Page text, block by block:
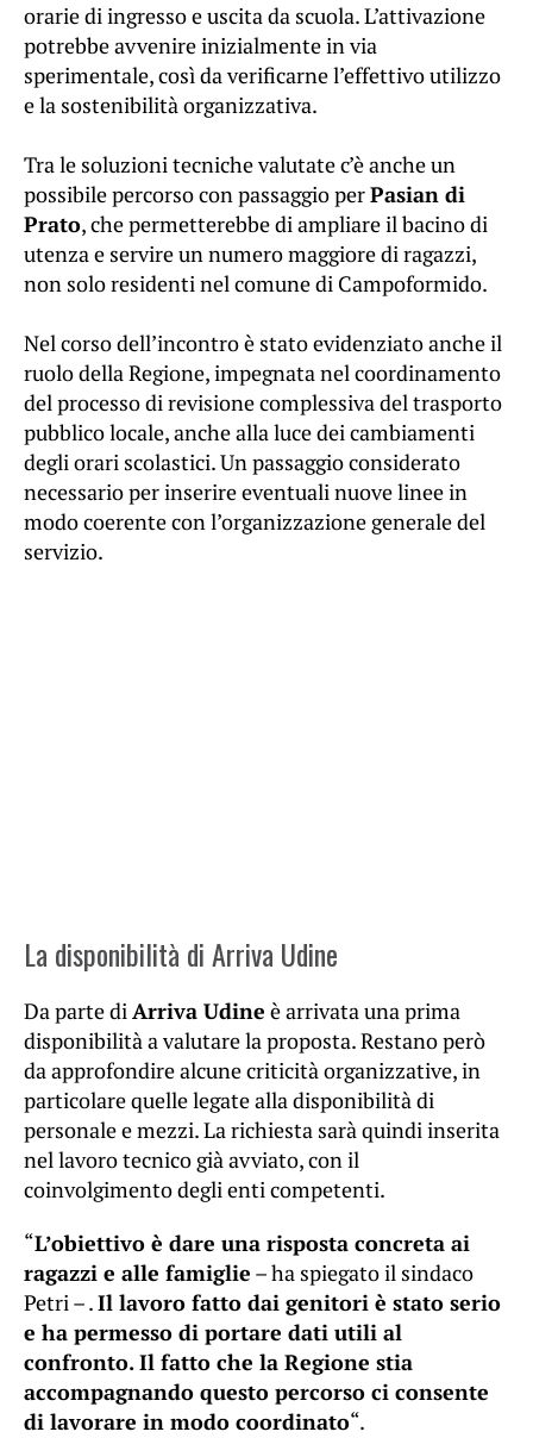
orarie di ingresso e uscita da scuola. L’attivazione
potrebbe avvenire inizialmente in via
sperimentale, così da verificarne l’effettivo utilizzo
e la sostenibilità organizzativa.
Tra le soluzioni tecniche valutate c’è anche un
possibile percorso con passaggio perPasian di
Prato, che permetterebbe di ampliare il bacino di
utenza e servire un numero maggiore di ragazzi,
non solo residenti nel comune di Campoformido.
Nel corso dell’incontro è stato evidenziato anche il
ruolo della Regione, impegnata nel coordinamento
del processo di revisione complessiva del trasporto
pubblico locale, anche alla luce dei cambiamenti
degli orari scolastici. Un passaggio considerato
necessario per inserire eventuali nuove linee in
modo coerente con l’organizzazione generale del
servizio.
La disponibilità di Arriva Udine
Da parte diArriva Udine è arrivata una prima
disponibilità a valutare la proposta. Restano però
da approfondire alcune criticità organizzative, in
particolare quelle legate alla disponibilità di
personale e mezzi. La richiesta sarà quindi inserita
nel lavoro tecnico già avviato, con il
coinvolgimento degli enti competenti.
“L’obiettivo è dare una risposta concreta ai
ragazzi e alle famiglie – ha spiegato il sindaco
Petri – .Il lavoro fatto dai genitori è stato serio
e ha permesso di portare dati utili al
confronto. Il fatto che la Regione stia
accompagnando questo percorso ci consente
di lavorare in modo coordinato“.